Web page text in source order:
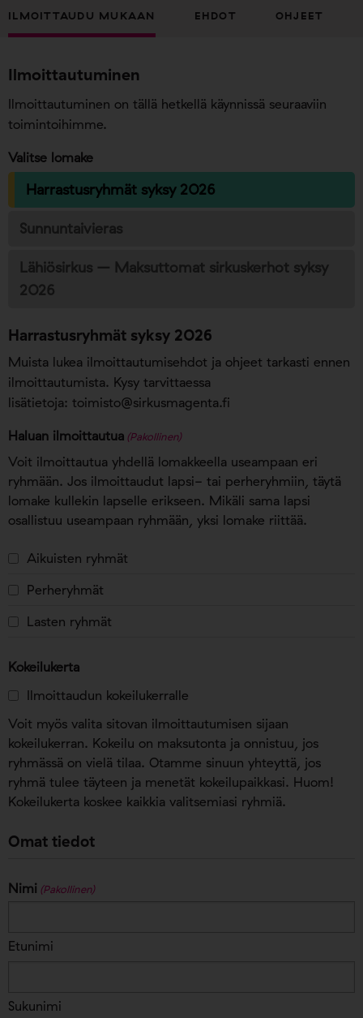
ILMOITTAUDU MUKAAN EHDOT OHJEET
Ilmoittautuminen
Ilmoittautuminen on tällä hetkellä käynnissä seuraaviin
toimintoihimme.
Valitse lomake
Harrastusryhmät syksy 2026
Sunnuntaivieras
Lähiösirkus – Maksuttomat sirkuskerhot syksy
2026
Harrastusryhmät syksy 2026
Muista lukea ilmoittautumisehdot ja ohjeet tarkasti ennen
ilmoittautumista. Kysy tarvittaessa
lisätietoja: toimisto@sirkusmagenta.fi
Haluan ilmoittautua (Pakollinen)
Voit ilmoittautua yhdellä lomakkeella useampaan eri
ryhmään. Jos ilmoittaudut lapsi- tai perheryhmiin, täytä
lomake kullekin lapselle erikseen. Mikäli sama lapsi
osallistuu useampaan ryhmään, yksi lomake riittää.
Aikuisten ryhmät
Perheryhmät
Lasten ryhmät
Kokeilukerta
Ilmoittaudun kokeilukerralle
Voit myös valita sitovan ilmoittautumisen sijaan
kokeilukerran. Kokeilu on maksutonta ja onnistuu, jos
ryhmässä on vielä tilaa. Otamme sinuun yhteyttä, jos
ryhmä tulee täyteen ja menetät kokeilupaikkasi. Huom!
Kokeilukerta koskee kaikkia valitsemiasi ryhmiä.
Omat tiedot
Nimi (Pakollinen)
Etunimi
Sukunimi